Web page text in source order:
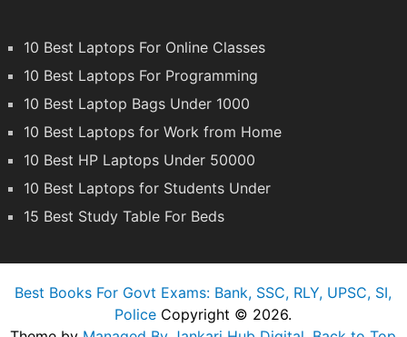
10 Best Laptops For Online Classes
10 Best Laptops For Programming
10 Best Laptop Bags Under 1000
10 Best Laptops for Work from Home
10 Best HP Laptops Under 50000
10 Best Laptops for Students Under
15 Best Study Table For Beds
Best Books For Govt Exams: Bank, SSC, RLY, UPSC, SI,
Police Copyright © 2026.